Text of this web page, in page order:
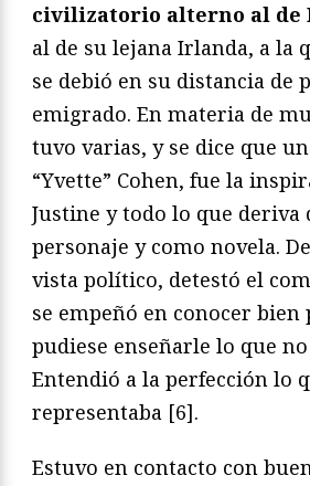
civilizatorio alterno al
al de su lejana Irlanda, a la
se debió en su distancia de
emigrado. En materia de
tuvo varias, y se dice que
“Yvette” Cohen, fue la
Justine y todo lo que deriva
personaje y como novela.
vista político, detestó el
se empeñó en conocer bien
pudiese enseñarle lo que
Entendió a la perfección lo
representaba [6].
Estuvo en contacto con